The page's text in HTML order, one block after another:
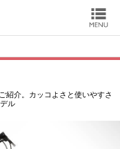
紹介。カッコよさと使いやすさ
ル